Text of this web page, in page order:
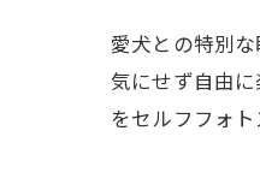
愛犬との特別
気にせず自由
をセルフフォ